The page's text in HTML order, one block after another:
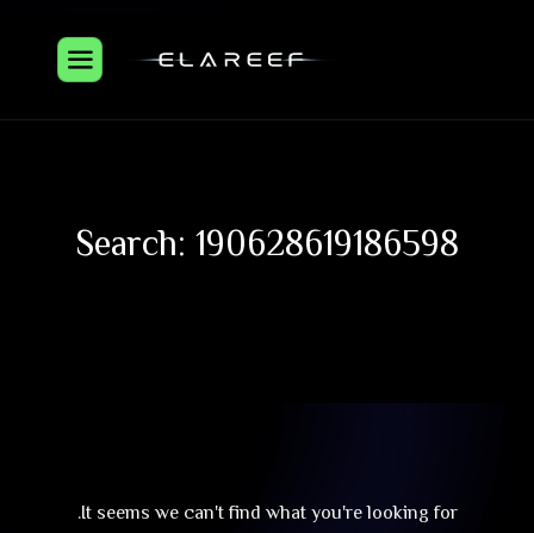
Search: 190628619186598
It seems we can't find what you're looking for.